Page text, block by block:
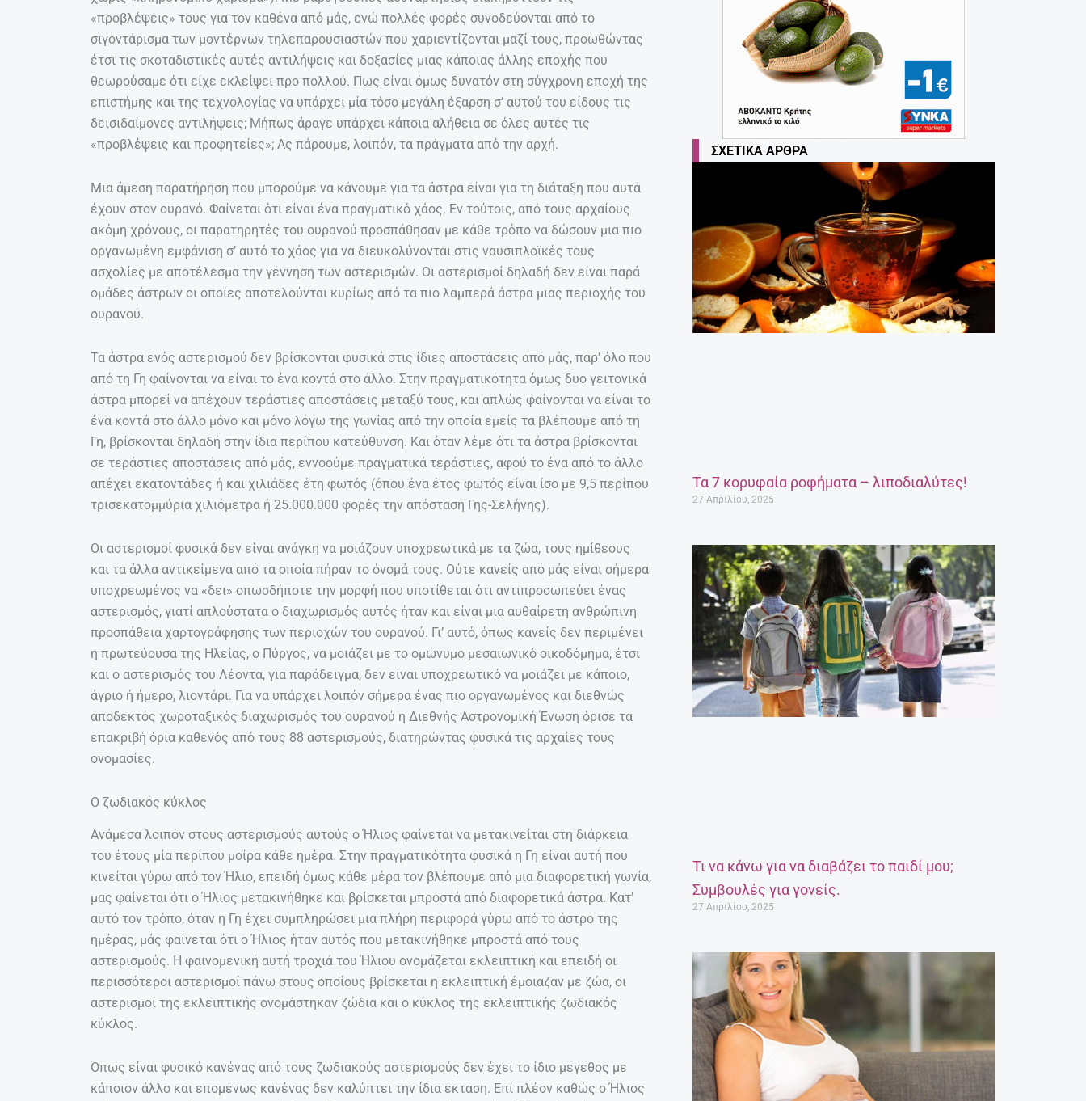
«προβλέψεις» τους για τον καθένα από μάς, ενώ πολλές φορές συνοδεύονται από το
σιγοντάρισμα των μοντέρνων τηλεπαρουσιαστών που χαριεντίζονται μαζί τους, προωθώντας
έτσι τις σκοταδιστικές αυτές αντιλήψεις και δοξασίες μιας κάποιας άλλης εποχής που
θεωρούσαμε ότι είχε εκλείψει προ πολλού. Πως είναι όμως δυνατόν στη σύγχρονη εποχή της
επιστήμης και της τεχνολογίας να υπάρχει μία τόσο μεγάλη έξαρση σ’ αυτού του είδους τις
δεισιδαίμονες αντιλήψεις; Μήπως άραγε υπάρχει κάποια αλήθεια σε όλες αυτές τις
«προβλέψεις και προφητείες»; Ας πάρουμε, λοιπόν, τα πράγματα από την αρχή.
Μια άμεση παρατήρηση που μπορούμε να κάνουμε για τα άστρα είναι για τη διάταξη που αυτά
έχουν στον ουρανό. Φαίνεται ότι είναι ένα πραγματικό χάος. Εν τούτοις, από τους αρχαίους
ακόμη χρόνους, οι παρατηρητές του ουρανού προσπάθησαν με κάθε τρόπο να δώσουν μια πιο
οργανωμένη εμφάνιση σ’ αυτό το χάος για να διευκολύνονται στις ναυσιπλοϊκές τους
ασχολίες με αποτέλεσμα την γέννηση των αστερισμών. Οι αστερισμοί δηλαδή δεν είναι παρά
ομάδες άστρων οι οποίες αποτελούνται κυρίως από τα πιο λαμπερά άστρα μιας περιοχής του
ουρανού.
Τα άστρα ενός αστερισμού δεν βρίσκονται φυσικά στις ίδιες αποστάσεις από μάς, παρ’ όλο που
από τη Γη φαίνονται να είναι το ένα κοντά στο άλλο. Στην πραγματικότητα όμως δυο γειτονικά
άστρα μπορεί να απέχουν τεράστιες αποστάσεις μεταξύ τους, και απλώς φαίνονται να είναι το
ένα κοντά στο άλλο μόνο και μόνο λόγω της γωνίας από την οποία εμείς τα βλέπουμε από τη
Γη, βρίσκονται δηλαδή στην ίδια περίπου κατεύθυνση. Και όταν λέμε ότι τα άστρα βρίσκονται
σε τεράστιες αποστάσεις από μάς, εννοούμε πραγματικά τεράστιες, αφού το ένα από το άλλο
απέχει εκατοντάδες ή και χιλιάδες έτη φωτός (όπου ένα έτος φωτός είναι ίσο με 9,5 περίπου
τρισεκατομμύρια χιλιόμετρα ή 25.000.000 φορές την απόσταση Γης-Σελήνης).
Οι αστερισμοί φυσικά δεν είναι ανάγκη να μοιάζουν υποχρεωτικά με τα ζώα, τους ημίθεους
και τα άλλα αντικείμενα από τα οποία πήραν το όνομά τους. Ούτε κανείς από μάς είναι σήμερα
υποχρεωμένος να «δει» οπωσδήποτε την μορφή που υποτίθεται ότι αντιπροσωπεύει ένας
αστερισμός, γιατί απλούστατα ο διαχωρισμός αυτός ήταν και είναι μια αυθαίρετη ανθρώπινη
προσπάθεια χαρτογράφησης των περιοχών του ουρανού. Γι’ αυτό, όπως κανείς δεν περιμένει
η πρωτεύουσα της Ηλείας, ο Πύργος, να μοιάζει με το ομώνυμο μεσαιωνικό οικοδόμημα, έτσι
και ο αστερισμός του Λέοντα, για παράδειγμα, δεν είναι υποχρεωτικό να μοιάζει με κάποιο,
άγριο ή ήμερο, λιοντάρι. Για να υπάρχει λοιπόν σήμερα ένας πιο οργανωμένος και διεθνώς
αποδεκτός χωροταξικός διαχωρισμός του ουρανού η Διεθνής Αστρονομική Ένωση όρισε τα
επακριβή όρια καθενός από τους 88 αστερισμούς, διατηρώντας φυσικά τις αρχαίες τους
ονομασίες.
Ο ζωδιακός κύκλος
Ανάμεσα λοιπόν στους αστερισμούς αυτούς ο Ήλιος φαίνεται να μετακινείται στη διάρκεια
του έτους μία περίπου μοίρα κάθε ημέρα. Στην πραγματικότητα φυσικά η Γη είναι αυτή που
κινείται γύρω από τον Ήλιο, επειδή όμως κάθε μέρα τον βλέπουμε από μια διαφορετική γωνία,
μας φαίνεται ότι ο Ήλιος μετακινήθηκε και βρίσκεται μπροστά από διαφορετικά άστρα. Κατ’
αυτό τον τρόπο, όταν η Γη έχει συμπληρώσει μια πλήρη περιφορά γύρω από το άστρο της
ημέρας, μάς φαίνεται ότι ο Ήλιος ήταν αυτός που μετακινήθηκε μπροστά από τους
αστερισμούς. Η φαινομενική αυτή τροχιά του Ήλιου ονομάζεται εκλειπτική και επειδή οι
περισσότεροι αστερισμοί πάνω στους οποίους βρίσκεται η εκλειπτική έμοιαζαν με ζώα, οι
αστερισμοί της εκλειπτικής ονομάστηκαν ζώδια και ο κύκλος της εκλειπτικής ζωδιακός
κύκλος.
Όπως είναι φυσικό κανένας από τους ζωδιακούς αστερισμούς δεν έχει το ίδιο μέγεθος με
κάποιον άλλο και επομένως κανένας δεν καλύπτει την ίδια έκταση. Επί πλέον καθώς ο Ήλιος
ΣΧΕΤΙΚΆ ΆΡΘΡΑ
Τα 7 κορυφαία ροφήματα – λιποδιαλύτες!
27 Απριλίου, 2025
Τι να κάνω για να διαβάζει το παιδί μου;
Συμβουλές για γονείς.
27 Απριλίου, 2025